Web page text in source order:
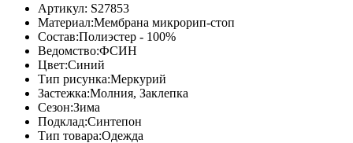
Артикул: S27853
Материал:Мембрана микрорип-стоп
Состав:Полиэстер - 100%
Ведомство:ФСИН
Цвет:Синий
Тип рисунка:Меркурий
Застежка:Молния, Заклепка
Сезон:Зима
Подклад:Синтепон
Тип товара:Одежда